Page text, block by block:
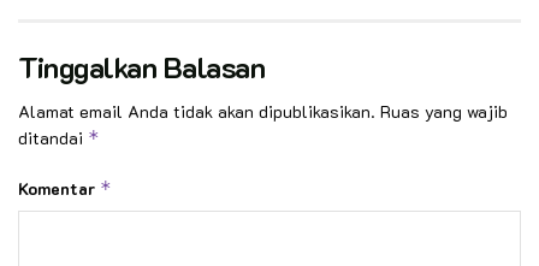
Tinggalkan Balasan
Alamat email Anda tidak akan dipublikasikan. Ruas yang wajib
ditandai *
Komentar *